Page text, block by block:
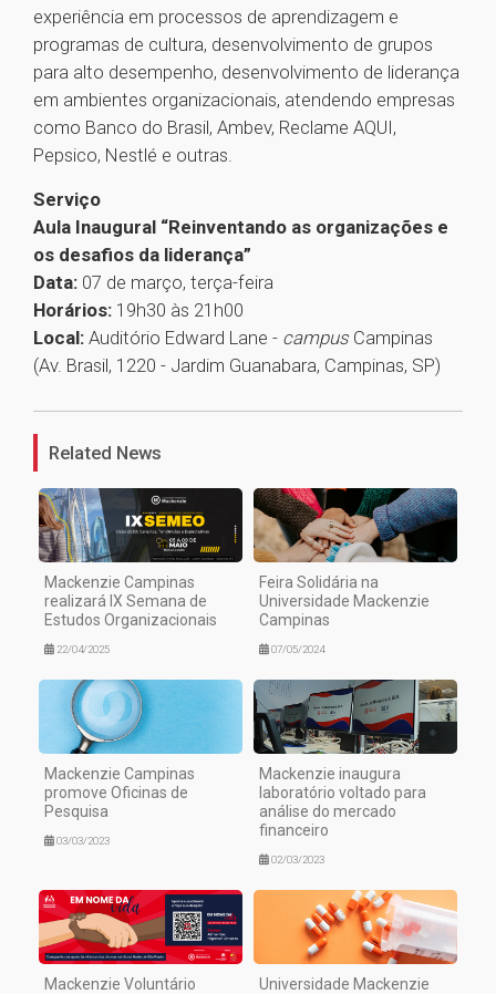
experiência em processos de aprendizagem e
programas de cultura, desenvolvimento de grupos
para alto desempenho, desenvolvimento de liderança
em ambientes organizacionais, atendendo empresas
como Banco do Brasil, Ambev, Reclame AQUI,
Pepsico, Nestlé e outras.
Serviço
Aula Inaugural “Reinventando as organizações e
os desafios da liderança”
Data: 07 de março, terça-feira
Horários: 19h30 às 21h00
Local: Auditório Edward Lane - campus Campinas
(Av. Brasil, 1220 - Jardim Guanabara, Campinas, SP)
1
Related News
Mackenzie Campinas
realizará IX Semana de
Estudos Organizacionais
22/04/2025
Feira Solidária na
Universidade Mackenzie
Campinas
07/05/2024
Mackenzie Campinas
promove Oficinas de
Pesquisa
03/03/2023
Mackenzie inaugura
laboratório voltado para
análise do mercado
financeiro
02/03/2023
Mackenzie Voluntário
Universidade Mackenzie